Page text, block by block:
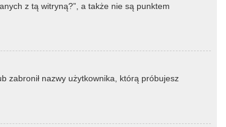
z tą witryną?”, a także nie są punktem
zabronił nazwy użytkownika, którą próbujesz